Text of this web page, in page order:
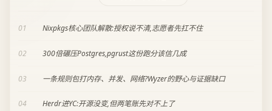
01 Nixpkgs核心团队解散:授权说不清,志愿者先扛不住
02 300倍碾压Postgres,pgrust这份跑分该信几成
03 一条规则包打内存、并发、网络?Wyzer的野心与证据缺口
04 Herdr进YC:开源没变,但两笔账先对不上了